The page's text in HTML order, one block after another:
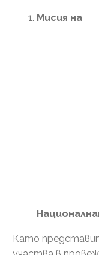
Мисия на
Като